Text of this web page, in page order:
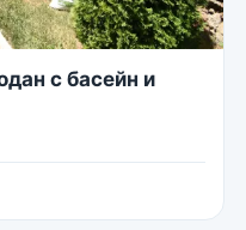
с басейн и